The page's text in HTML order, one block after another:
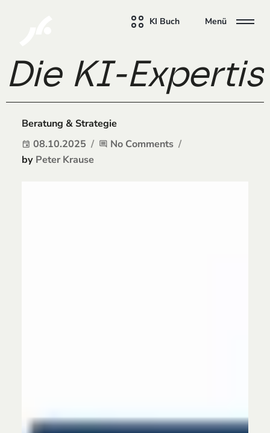
KI Buch Menü
Die KI-
Beratung & Strategie
event 08.10.2025 comment No Comments
by Peter Krause